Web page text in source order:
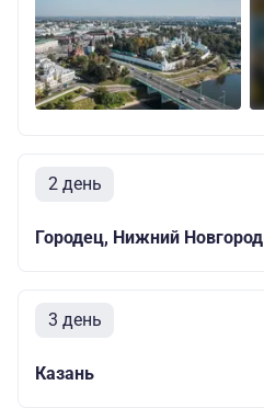
2 день
Городец, Нижний Новгород
3 день
Казань